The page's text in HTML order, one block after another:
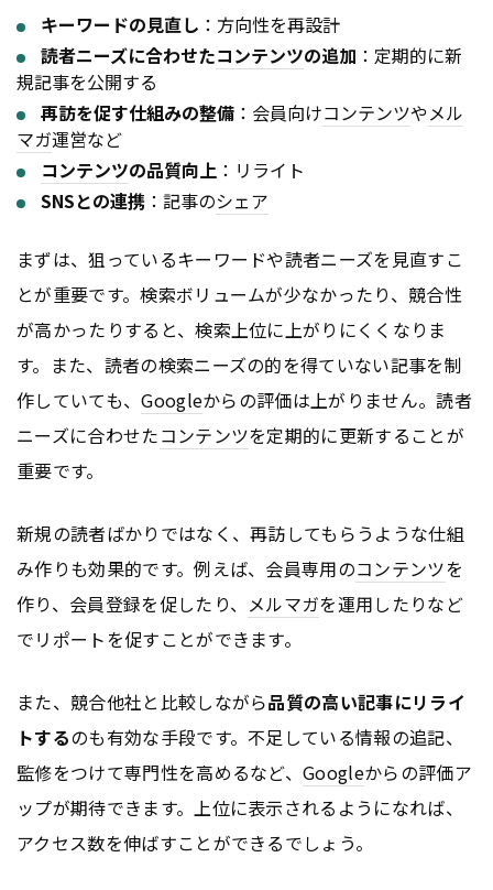
キーワードの見直し ：方向性を再設計
読者ニーズに合わせたコンテンツの追加 ：定期的に新
規記事を公開する
再訪を促す仕組みの整備 ：会員向けコンテンツやメル
マガ運営など
コンテンツの品質向上 ：リライト
SNSとの連携 ：記事のシェア
まずは、狙っているキーワードや読者ニーズを見直すこ
とが重要です。検索ボリュームが少なかったり、競合性
が高かったりすると、検索上位に上がりにくくなりま
す。また、読者の検索ニーズの的を得ていない記事を制
作していても、Googleからの評価は上がりません。読者
ニーズに合わせたコンテンツを定期的に更新することが
重要です。
新規の読者ばかりではなく、再訪してもらうような仕組
み作りも効果的です。例えば、会員専用のコンテンツを
作り、会員登録を促したり、 メルマガを運用したりなど
でリポートを促すことができます。
また、競合他社と比較しながら品質の高い記事にリライ
トするのも有効な手段です。不足している情報の追記、
監修をつけて専門性を高めるなど、Googleからの評価ア
ップが期待できます。上位に表示されるようになれば、
アクセス数を伸ばすことができるでしょう。